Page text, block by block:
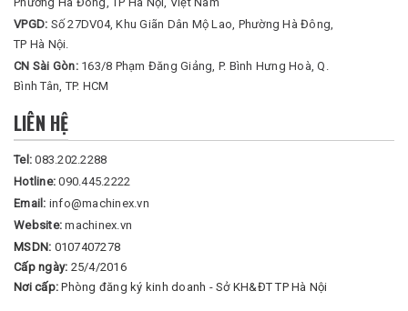
VPGD: Số 27DV04, Khu Giãn Dân Mộ Lao, Phường Hà Đông,
TP Hà Nội.
CN Sài Gòn: 163/8 Phạm Đăng Giảng, P. Bình Hưng Hoà, Q.
Bình Tân, TP. HCM
LIÊN HỆ
Tel:083.202.2288
Hotline:090.445.2222
Email: info@machinex.vn
Website:machinex.vn
MSDN: 0107407278
Cấp ngày: 25/4/2016
Nơi cấp:Phòng đăng ký kinh doanh - Sở KH&ĐT TP Hà Nội